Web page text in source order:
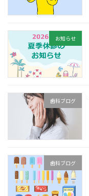
お知らせ
歯科ブログ
歯科ブログ